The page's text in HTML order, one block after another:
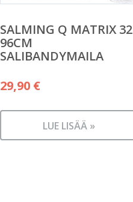
SALMING Q MATRIX 32
96CM
SALIBANDYMAILA
29,90 €
LUE LISÄÄ »